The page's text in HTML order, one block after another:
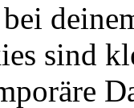
sind